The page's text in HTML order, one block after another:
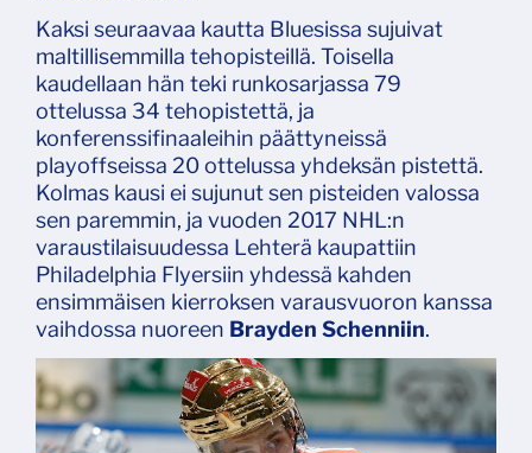
Kaksi seuraavaa kautta Bluesissa sujuivat
maltillisemmilla tehopisteillä. Toisella
kaudellaan hän teki runkosarjassa 79
ottelussa 34 tehopistettä, ja
konferenssifinaaleihin päättyneissä
playoffseissa 20 ottelussa yhdeksän pistettä.
Kolmas kausi ei sujunut sen pisteiden valossa
sen paremmin, ja vuoden 2017 NHL:n
varaustilaisuudessa Lehterä kaupattiin
Philadelphia Flyersiin yhdessä kahden
ensimmäisen kierroksen varausvuoron kanssa
vaihdossa nuoreen Brayden Schenniin.